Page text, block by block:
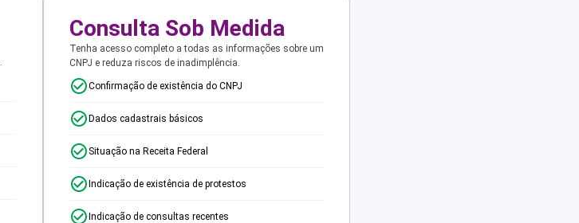
Consulta Sob Medida
Tenha acesso completo a todas as informações sobre um
CNPJ e reduza riscos de inadimplência.
Confirmação de existência do CNPJ
Dados cadastrais básicos
Situação na Receita Federal
Indicação de existência de protestos
Indicação de consultas recentes